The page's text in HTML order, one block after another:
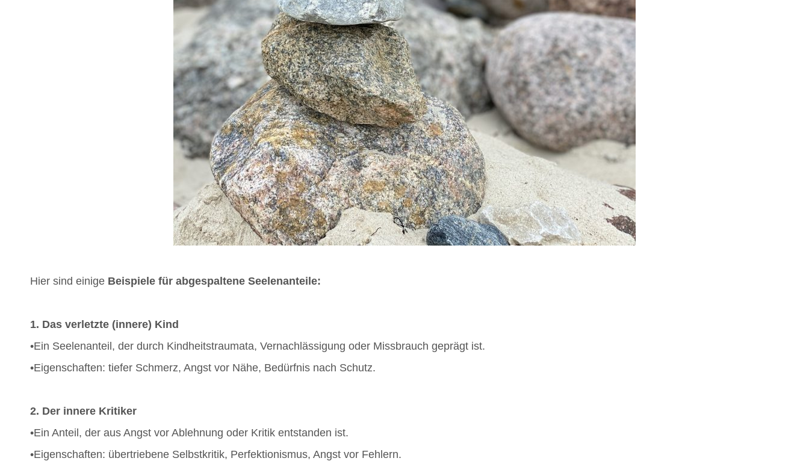
Hier sind einige Beispiele für abgespaltene Seelenanteile:
1. Das verletzte (innere) Kind
•Ein Seelenanteil, der durch Kindheitstraumata, Vernachlässigung oder Missbrauch geprägt ist.
•Eigenschaften: tiefer Schmerz, Angst vor Nähe, Bedürfnis nach Schutz.
2. Der innere Kritiker
•Ein Anteil, der aus Angst vor Ablehnung oder Kritik entstanden ist.
•Eigenschaften: übertriebene Selbstkritik, Perfektionismus, Angst vor Fehlern.